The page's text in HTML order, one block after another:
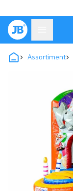
Assortiment